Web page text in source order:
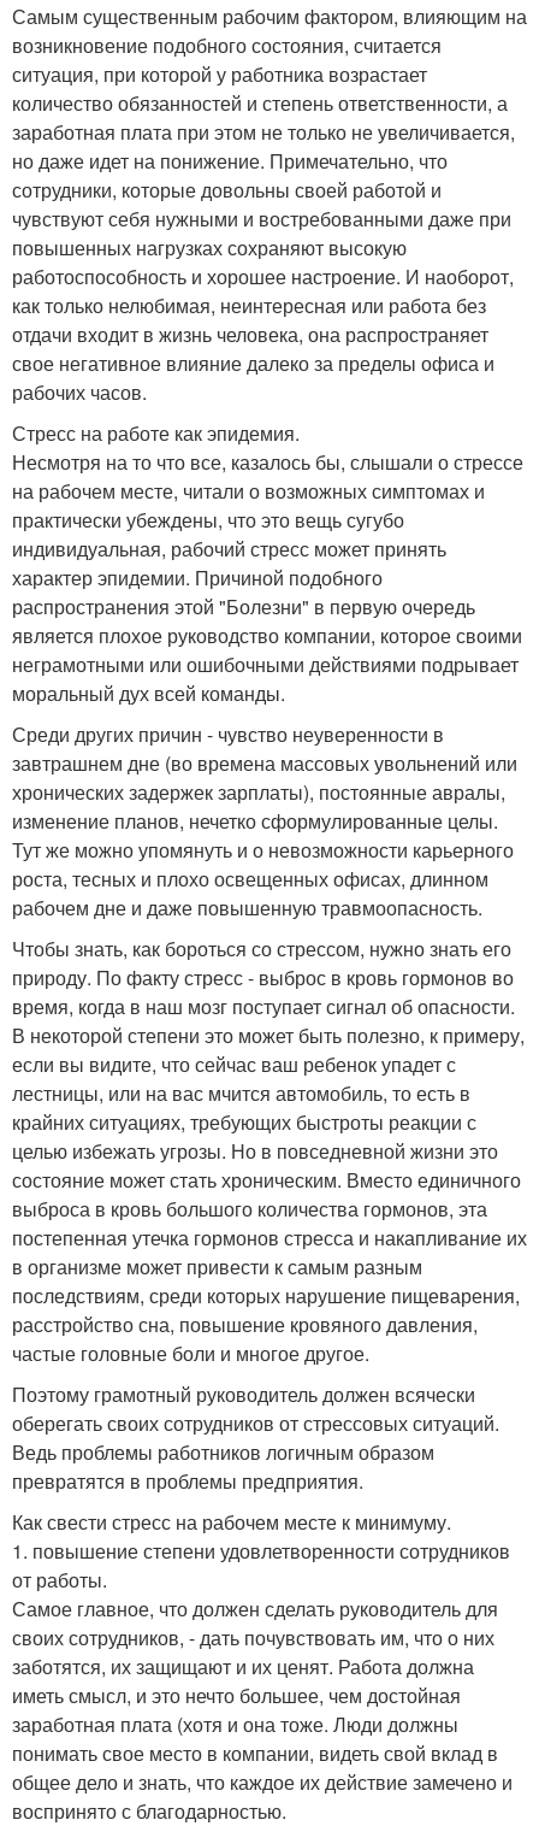
Самым существенным рабочим фактором, влияющим на
возникновение подобного состояния, считается
ситуация, при которой у работника возрастает
количество обязанностей и степень ответственности, а
заработная плата при этом не только не увеличивается,
но даже идет на понижение. Примечательно, что
сотрудники, которые довольны своей работой и
чувствуют себя нужными и востребованными даже при
повышенных нагрузках сохраняют высокую
работоспособность и хорошее настроение. И наоборот,
как только нелюбимая, неинтересная или работа без
отдачи входит в жизнь человека, она распространяет
свое негативное влияние далеко за пределы офиса и
рабочих часов.
Стресс на работе как эпидемия.
Несмотря на то что все, казалось бы, слышали о стрессе
на рабочем месте, читали о возможных симптомах и
практически убеждены, что это вещь сугубо
индивидуальная, рабочий стресс может принять
характер эпидемии. Причиной подобного
распространения этой "Болезни" в первую очередь
является плохое руководство компании, которое своими
неграмотными или ошибочными действиями подрывает
моральный дух всей команды.
Среди других причин - чувство неуверенности в
завтрашнем дне (во времена массовых увольнений или
хронических задержек зарплаты), постоянные авралы,
изменение планов, нечетко сформулированные целы.
Тут же можно упомянуть и о невозможности карьерного
роста, тесных и плохо освещенных офисах, длинном
рабочем дне и даже повышенную травмоопасность.
Чтобы знать, как бороться со стрессом, нужно знать его
природу. По факту стресс - выброс в кровь гормонов во
время, когда в наш мозг поступает сигнал об опасности.
В некоторой степени это может быть полезно, к примеру,
если вы видите, что сейчас ваш ребенок упадет с
лестницы, или на вас мчится автомобиль, то есть в
крайних ситуациях, требующих быстроты реакции с
целью избежать угрозы. Но в повседневной жизни это
состояние может стать хроническим. Вместо единичного
выброса в кровь большого количества гормонов, эта
постепенная утечка гормонов стресса и накапливание их
в организме может привести к самым разным
последствиям, среди которых нарушение пищеварения,
расстройство сна, повышение кровяного давления,
частые головные боли и многое другое.
Поэтому грамотный руководитель должен всячески
оберегать своих сотрудников от стрессовых ситуаций.
Ведь проблемы работников логичным образом
превратятся в проблемы предприятия.
Как свести стресс на рабочем месте к минимуму.
1. повышение степени удовлетворенности сотрудников
от работы.
Самое главное, что должен сделать руководитель для
своих сотрудников, - дать почувствовать им, что о них
заботятся, их защищают и их ценят. Работа должна
иметь смысл, и это нечто большее, чем достойная
заработная плата (хотя и она тоже. Люди должны
понимать свое место в компании, видеть свой вклад в
общее дело и знать, что каждое их действие замечено и
воспринято с благодарностью.